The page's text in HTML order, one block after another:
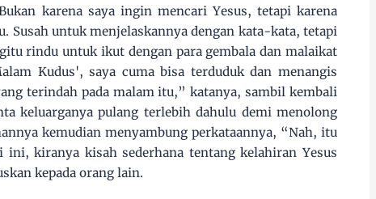
karena saya ingin mencari Yesus, tetapi karena
Susah untuk menjelaskannya dengan kata-kata, tetapi
rindu untuk ikut dengan para gembala dan malaikat
Kudus', saya cuma bisa terduduk dan menangis
terindah pada malam itu,” katanya, sambil kembali
keluarganya pulang terlebih dahulu demi menolong
kemudian menyambung perkataannya, “Nah, itu
kiranya kisah sederhana tentang kelahiran Yesus
kepada orang lain.